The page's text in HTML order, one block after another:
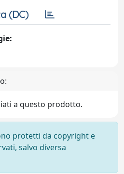
(DC)
a questo prodotto.
protetti da copyright e
salvo diversa